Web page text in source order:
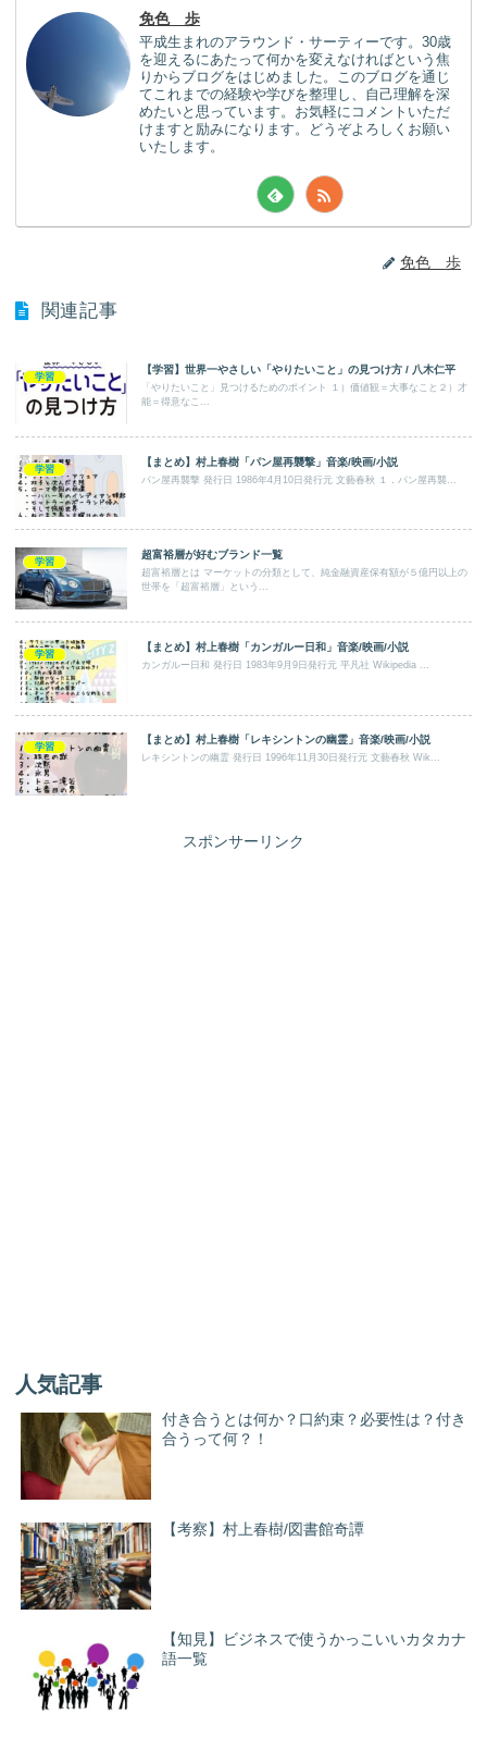
免色 歩
平成生まれのアラウンド・サーティーです。30歳
を迎えるにあたって何かを変えなければという焦
りからブログをはじめました。このブログを通じ
てこれまでの経験や学びを整理し、自己理解を深
めたいと思っています。お気軽にコメントいただ
けますと励みになります。どうぞよろしくお願い
いたします。
免色 歩
関連記事
学習
【学習】世界一やさしい「やりたいこと」の見つけ方 / 八木仁平
「やりたいこと」見つけるためのポイント １）価値観＝大事なこと２）才
能＝得意なこ...
学習
【まとめ】村上春樹「パン屋再襲撃」音楽/映画/小説
パン屋再襲撃 発行日 1986年4月10日発行元 文藝春秋 １．パン屋再襲...
学習
超富裕層が好むブランド一覧
超富裕層とは マーケットの分類として、純金融資産保有額が５億円以上の
世帯を「超富裕層」という...
学習
【まとめ】村上春樹「カンガルー日和」音楽/映画/小説
カンガルー日和 発行日 1983年9月9日発行元 平凡社 Wikipedia ...
学習
【まとめ】村上春樹「レキシントンの幽霊」音楽/映画/小説
レキシントンの幽霊 発行日 1996年11月30日発行元 文藝春秋 Wik...
スポンサーリンク
人気記事
付き合うとは何か？口約束？必要性は？付き
合うって何？！
【考察】村上春樹/図書館奇譚
【知見】ビジネスで使うかっこいいカタカナ
語一覧